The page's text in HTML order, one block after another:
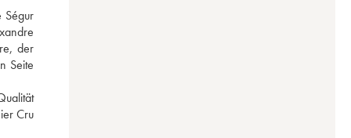
Ségur
der
Seite
Cru